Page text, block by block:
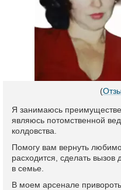
(
Я занимаюсь
являюсь потомственной
колдовства.
Помогу вам вернуть
расходится, сделать
в семье.
В моем арсенале